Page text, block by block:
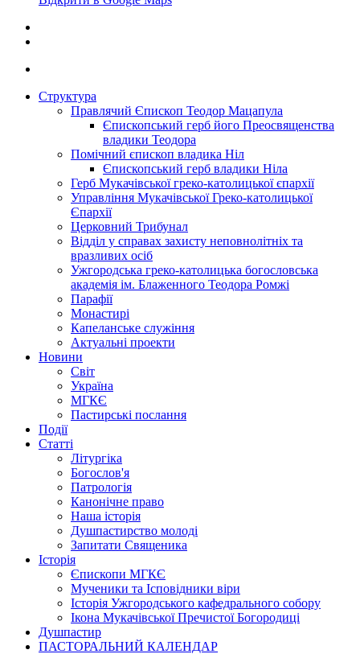
Структура
Правлячий Єпископ Теодор Мацапула
Єпископський герб його Преосвященства
владики Теодора
Помічний єпископ владика Ніл
Єпископський герб владики Ніла
Герб Мукачівської греко-католицької єпархії
Управління Мукачівської Греко-католицької
Єпархії
Церковний Трибунал
Відділ у справах захисту неповнолітніх та
вразливих осіб
Ужгородська греко-католицька богословська
академія ім. Блаженного Теодора Ромжі
Парафії
Монастирі
Капеланське служіння
Актуальні проекти
Новини
Світ
Україна
МГКЄ
Пастирські послання
Події
Статті
Літургіка
Богослов'я
Патрологія
Канонічне право
Наша історія
Душпастирство молоді
Запитати Священика
Історія
Єпископи МГКЄ
Мученики та Ісповідники віри
Історія Ужгородського кафедрального собору
Ікона Мукачівської Пречистої Богородиці
Душпастир
ПАСТОРАЛЬНИЙ КАЛЕНДАР